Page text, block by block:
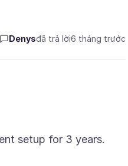
Denysđã trả lời6 tháng trước
setup for 3 years.